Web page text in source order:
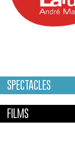
SPECTACLES
FILMS